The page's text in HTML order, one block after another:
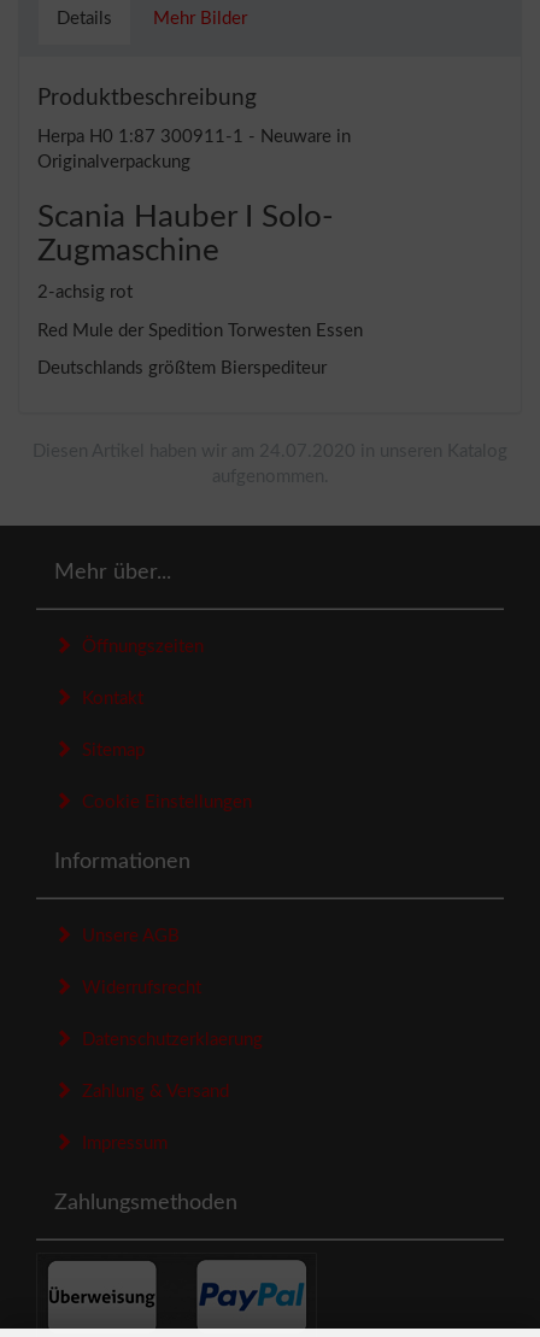
Details Mehr Bilder
Produktbeschreibung
Herpa H0 1:87 300911-1 - Neuware in
Originalverpackung
Scania Hauber I Solo-
Zugmaschine
2-achsig rot
Red Mule der Spedition Torwesten Essen
Deutschlands größtem Bierspediteur
Mehr über...
Öffnungszeiten
Kontakt
Sitemap
Cookie Einstellungen
Informationen
Unsere AGB
Widerrufsrecht
Datenschutzerklaerung
Zahlung & Versand
Impressum
Zahlungsmethoden